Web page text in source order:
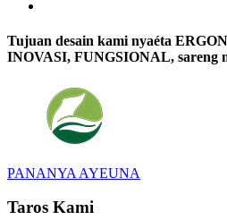
Tujuan desain kami nyaéta
INOVASI, FUNGSIONAL, sareng
PANANYA AYEUNA
Taros Kami